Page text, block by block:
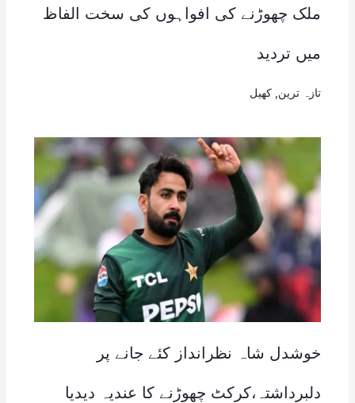
ملک چھوڑنے کی افواہوں کی سخت الفاظ
میں تردید
تازہ ترین کھیل
خوشدل شاہ نظرانداز کئے جانے پر
دلبرداشتہ،کرکٹ چھوڑنے کا عندیہ دیدیا